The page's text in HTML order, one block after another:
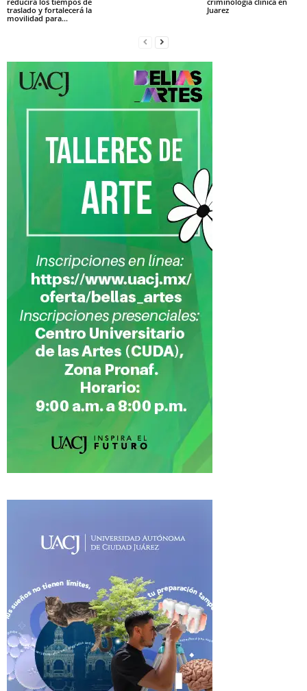
traslado y fortalecerá la
movilidad para...
Juarez